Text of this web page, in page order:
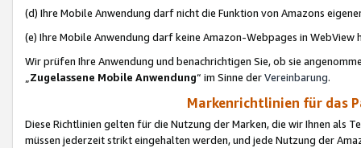
(d) Ihre Mobile Anwendung darf nicht die Funktion von Amazons
(e) Ihre Mobile Anwendung darf keine Amazon-Webpages in WebView
Wir prüfen Ihre Anwendung und benachrichtigen Sie, ob sie
„Zugelassene Mobile Anwendung“ im Sinne derVereinbarung.
Markenrichtlinien für das
Diese Richtlinien gelten für die Nutzung der Marken, die wir Ihnen als
müssen jederzeit strikt eingehalten werden, und jede Nutzung der